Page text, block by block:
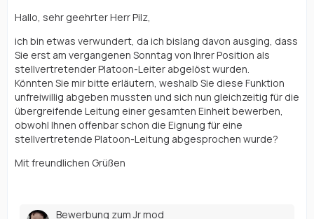
Hallo, sehr geehrter Herr Pilz,
ich bin etwas verwundert, da ich bislang davon ausging, dass
Sie erst am vergangenen Sonntag von Ihrer Position als
stellvertretender Platoon-Leiter abgelöst wurden.
Könnten Sie mir bitte erläutern, weshalb Sie diese Funktion
unfreiwillig abgeben mussten und sich nun gleichzeitig für die
übergreifende Leitung einer gesamten Einheit bewerben,
obwohl Ihnen offenbar schon die Eignung für eine
stellvertretende Platoon-Leitung abgesprochen wurde?
Mit freundlichen Grüßen
Bewerbung zum Jr mod